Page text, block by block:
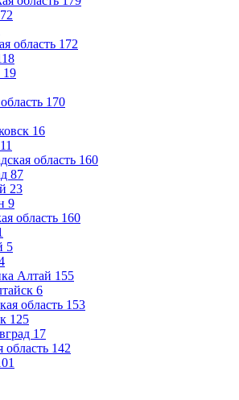
область 172
19
170
16
11
область 160
87
23
9
область 160
5
Алтай 155
6
область 153
125
17
область 142